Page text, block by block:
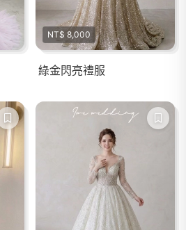
NT$ 8,000
綠金閃亮禮服